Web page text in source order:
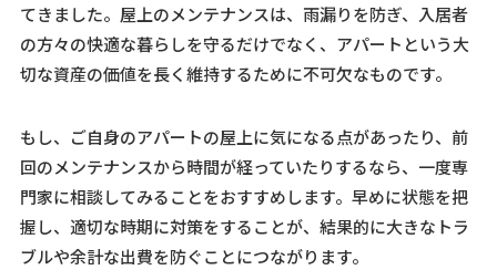
てきました。屋上のメンテナンスは、雨漏りを防ぎ、入居者
の方々の快適な暮らしを守るだけでなく、アパートという大
切な資産の価値を長く維持するために不可欠なものです。
もし、ご自身のアパートの屋上に気になる点があったり、前
回のメンテナンスから時間が経っていたりするなら、一度専
門家に相談してみることをおすすめします。早めに状態を把
握し、適切な時期に対策をすることが、結果的に大きなトラ
ブルや余計な出費を防ぐことにつながります。